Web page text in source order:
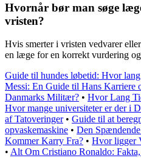
Hvornår bør man søge
vristen?
Hvis smerter i vristen vedvarer
en læge for en korrekt vurdering
Guide til hundes løbetid: Hvor
Messi: En Guide til Hans Karriere
Danmarks Militær? • Hvor Lang
Hvor mange universiteter er der i
af Tatoveringer• Guide til at
opvaskemaskine • Den
Kommer Karry Fra? • Hvor ligger
• Alt Om Cristiano Ronaldo: